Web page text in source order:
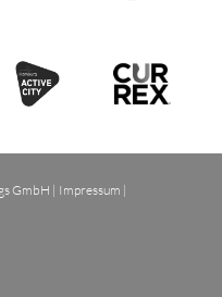
GmbH | Impressum |